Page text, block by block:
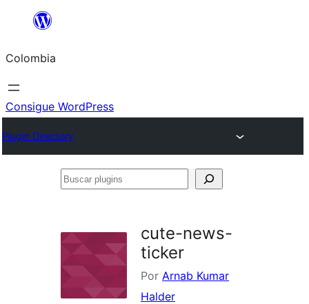
Saltar
contenido
Colombia
Consigue WordPress
Plugin Directory
Buscar
cute-news-
ticker
Por Arnab Kumar
Halder